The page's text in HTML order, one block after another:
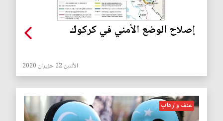
ﺇﺻﻼﺡ ﺍﻟﻮﺿﻊ ﺍﻷﻣﻨﻲ ﻓﻲ ﻛﺮﻛﻮﻙ
الأثنين 22 حزيران 2020
عنف وارهاب